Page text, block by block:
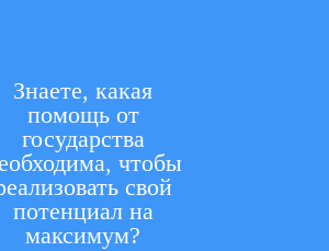
Знаете, какая
помощь от
государства
чтобы
свой
потенциал на
максимум?